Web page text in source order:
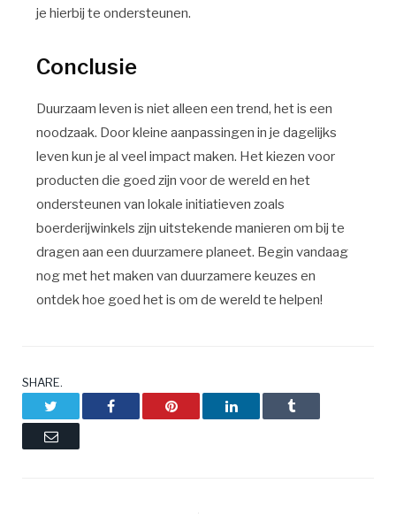
je hierbij te ondersteunen.
Conclusie
Duurzaam leven is niet alleen een trend, het is een
noodzaak. Door kleine aanpassingen in je dagelijks
leven kun je al veel impact maken. Het kiezen voor
producten die goed zijn voor de wereld en het
ondersteunen van lokale initiatieven zoals
boerderijwinkels zijn uitstekende manieren om bij te
dragen aan een duurzamere planeet. Begin vandaag
nog met het maken van duurzamere keuzes en
ontdek hoe goed het is om de wereld te helpen!
SHARE.
Facebook Pinterest LinkedIn Tumblr
Email